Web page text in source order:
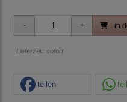
in
Lieferzeit: sofort
teilen